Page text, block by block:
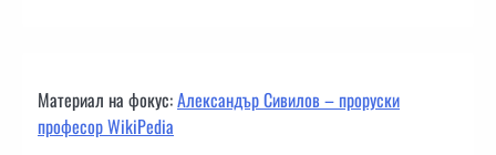
Материал на фокус:Александър Сивилов – проруски
професор WikiPedia